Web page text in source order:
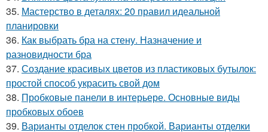
35. Мастерство в деталях: 20 правил идеальной
планировки
36. Как выбрать бра на стену. Назначение и
разновидности бра
37. Создание красивых цветов из пластиковых бутылок:
простой способ украсить свой дом
38. Пробковые панели в интерьере. Основные виды
пробковых обоев
39. Варианты отделок стен пробкой. Варианты отделки